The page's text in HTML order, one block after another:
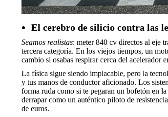
El cerebro de silicio contra las
Seamos realistas: meter 840 cv directos al eje
tercera categoría. En los viejos tiempos, un
cambio si osabas respirar cerca del acelerador
La física sigue siendo implacable, pero la
y tus manos de conductor aficionado. Los
forma ruda como si te pegaran un bofetón en
derrapar como un auténtico piloto de
de euros.